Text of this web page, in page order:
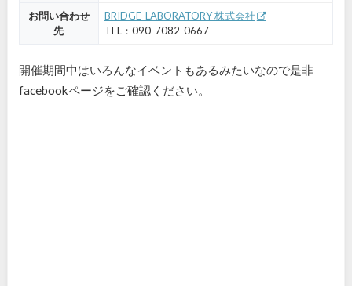
お問い合わせ
先
BRIDGE-LABORATORY 株式会社
TEL：090-7082-0667
開催期間中はいろんなイベントもあるみたいなので是非
facebookページをご確認ください。